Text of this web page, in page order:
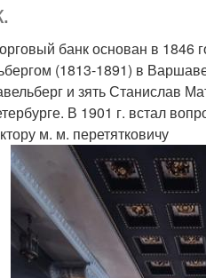
банк основан в
(1813-1891) в
и зять Станислав
В 1901 г. встал
м. м. перетятковичу